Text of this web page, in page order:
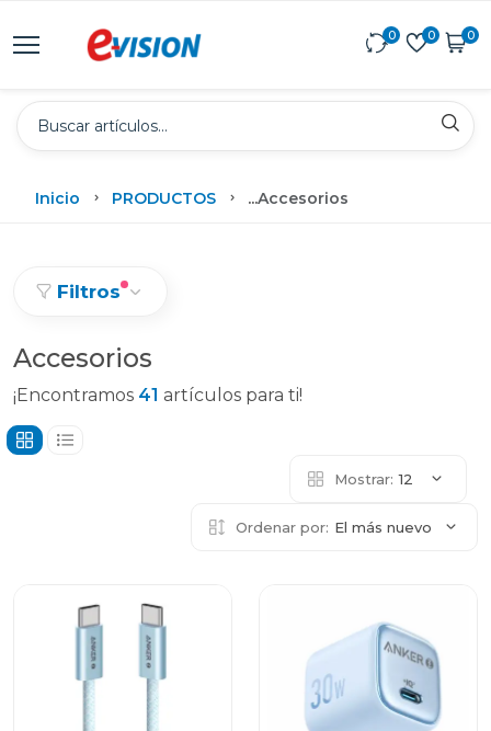
0 0 0
Inicio PRODUCTOS ...Accesorios
Filtros
Accesorios
¡Encontramos 41 artículos para ti!
Mostrar: 12
Ordenar por: El más nuevo